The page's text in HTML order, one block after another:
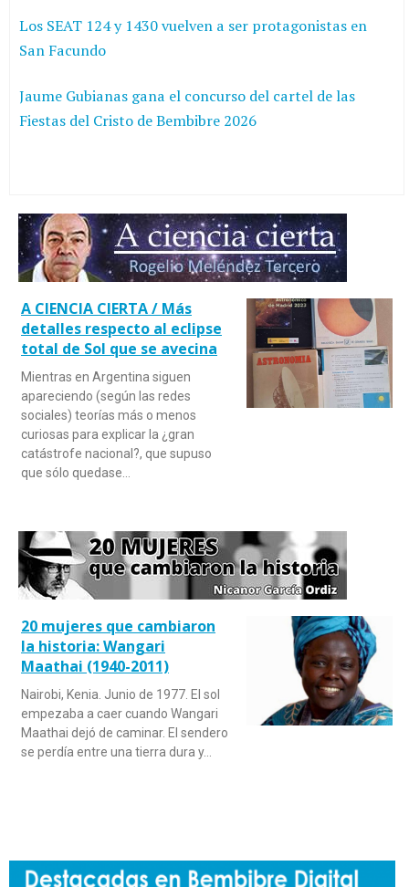
Los SEAT 124 y 1430 vuelven a ser protagonistas en
San Facundo
Jaume Gubianas gana el concurso del cartel de las
Fiestas del Cristo de Bembibre 2026
A CIENCIA CIERTA / Más
detalles respecto al eclipse
total de Sol que se avecina
Mientras en Argentina siguen
apareciendo (según las redes
sociales) teorías más o menos
curiosas para explicar la ¿gran
catástrofe nacional?, que supuso
que sólo quedase…
20 mujeres que cambiaron
la historia: Wangari
Maathai (1940-2011)
Nairobi, Kenia. Junio de 1977. El sol
empezaba a caer cuando Wangari
Maathai dejó de caminar. El sendero
se perdía entre una tierra dura y…